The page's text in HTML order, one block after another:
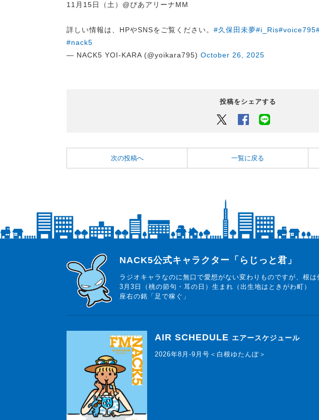
11月15日（土）@ぴあアリーナMM
詳しい情報は、HPやSNSをご覧ください。 #久保田未夢#i_Ris#voice795
#nack5
— NACK5 YOI-KARA (@yoikara795) October 26, 2025
投稿をシェアする
Twitter Facebook
次の投稿へ 一覧に戻る
らじっと君
NACK5公式キャラクター「らじっと君」
ラジオキャラなのに無口で愛想がない変わりものですが、根
3月3日（桃の節句・耳の日）生まれ（出生地はときがわ町）
座右の銘「足で稼ぐ」
AIR SCHEDULE エアースケジュール
2026年8月-9月号＜白根ゆたんぽ＞